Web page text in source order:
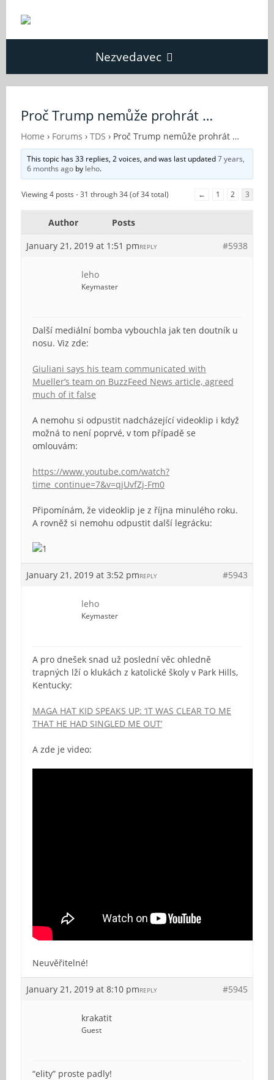
Nezvedavec
Fórum
Proč Trump nemůže prohrát …
Home › Forums › TDS › Proč Trump nemůže prohrát …
This topic has 33 replies, 2 voices, and was last updated7 years,
6 months ago by leho.
Viewing 4 posts - 31 through 34 (of 34 total) ← 1 2 3
Author
Posts
January 21, 2019 at 1:51 pm
#5938
REPLY
leho
Keymaster
Další mediální bomba vybouchla jak ten doutník u
nosu. Viz zde:
Giuliani says his team communicated with
Mueller’s team on BuzzFeed News article, agreed
much of it false
A nemohu si odpustit nadcházející videoklip i když
možná to není poprvé, v tom případě se
omlouvám:
https://www.youtube.com/watch?
time_continue=7&v=qjUvfZj-Fm0
Připomínám, že videoklip je z října minulého roku.
A rovněž si nemohu odpustit další legrácku:
January 21, 2019 at 3:52 pm #5943
REPLY
leho
Keymaster
A pro dnešek snad už poslední věc ohledně
trapných lží o klukách z katolické školy v Park Hills,
Kentucky:
MAGA HAT KID SPEAKS UP: ‘IT WAS CLEAR TO ME
THAT HE HAD SINGLED ME OUT’
A zde je video:
Neuvěřitelné!
January 21, 2019 at 8:10 pm #5945
REPLY
krakatit
Guest
“elity” proste padly!